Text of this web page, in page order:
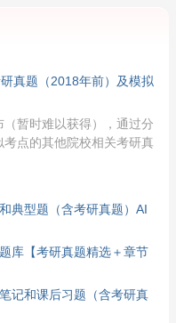
真题（2018年前）及模拟
暂时难以获得），通过分
点的其他院校相关考研真
典型题（含考研真题）AI
库【考研真题精选＋章节
记和课后习题（含考研真